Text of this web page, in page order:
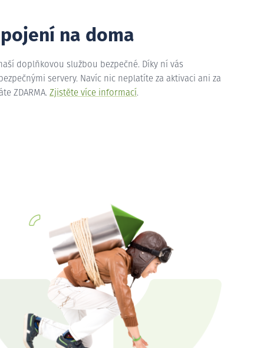
na doma
doplňkovou službou bezpečné. Díky ní vás
servery. Navíc nic neplatíte za aktivaci ani za
ZDARMA. Zjistěte více informací.